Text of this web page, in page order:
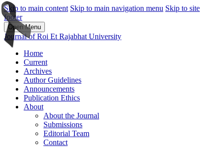
Skip to main content Skip to main navigation menu Skip to site
footer
Open Menu
Journal of Roi Et Rajabhat University
Home
Current
Archives
Author Guidelines
Announcements
Publication Ethics
About
About the Journal
Submissions
Editorial Team
Contact